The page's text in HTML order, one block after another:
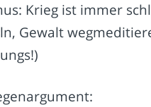
Krieg ist immer
Gewalt